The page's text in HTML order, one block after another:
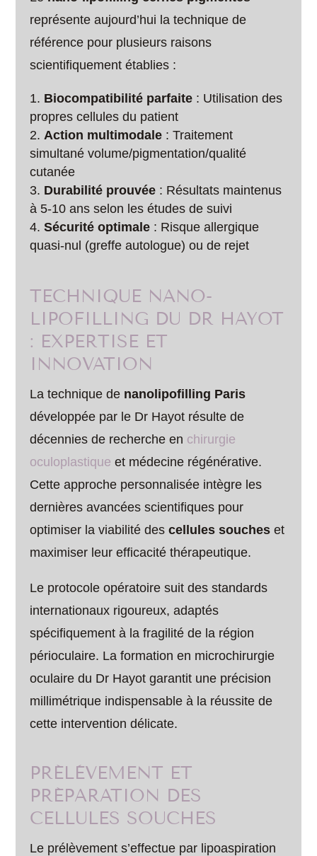
représente aujourd’hui la technique de
référence pour plusieurs raisons
scientifiquement établies :
Biocompatibilité parfaite : Utilisation des
propres cellules du patient
Action multimodale : Traitement
simultané volume/pigmentation/qualité
cutanée
Durabilité prouvée : Résultats maintenus
à 5-10 ans selon les études de suivi
Sécurité optimale : Risque allergique
quasi-nul (greffe autologue) ou de rejet
TECHNIQUE NANO-
LIPOFILLING DU DR HAYOT
: EXPERTISE ET
INNOVATION
La technique de nanolipofilling Paris
développée par le Dr Hayot résulte de
décennies de recherche en chirurgie
oculoplastique et médecine régénérative.
Cette approche personnalisée intègre les
dernières avancées scientifiques pour
optimiser la viabilité descellules souches et
maximiser leur efficacité thérapeutique.
Le protocole opératoire suit des standards
internationaux rigoureux, adaptés
spécifiquement à la fragilité de la région
périoculaire. La formation en microchirurgie
oculaire du Dr Hayot garantit une précision
millimétrique indispensable à la réussite de
cette intervention délicate.
PRÉLÈVEMENT ET
PRÉPARATION DES
CELLULES SOUCHES
Le prélèvement s’effectue par lipoaspiration